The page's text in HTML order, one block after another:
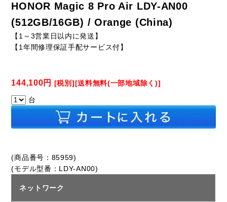
HONOR Magic 8 Pro Air LDY-AN00
(512GB/16GB) / Orange (China)
【1～3営業日以内に発送】
【1年間修理保証手配サービス付】
144,100円 [税別][送料無料(一部地域除く)]
台
(商品番号：85959)
(モデル型番：LDY-AN00)
ネットワーク